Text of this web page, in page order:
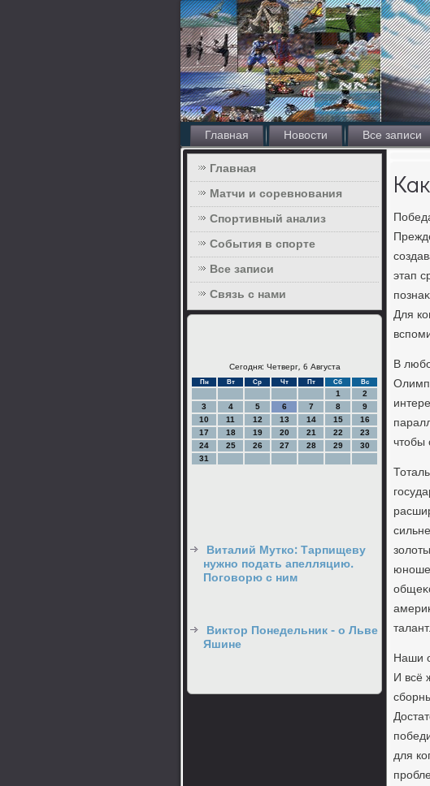
Главная Новости Все записи
Главная
Матчи и соревнования
Спортивный анализ
События в спорте
Все записи
Связь с нами
Сегодня: Четверг, 6 Августа
Пн Вт Ср Чт Пт Сб Вс
1
2
3
4 5 6 7 8
9
10
11 12 13 14 15
16
17
18 19 20 21 22
23
24
25 26 27 28 29
30
31
Виталий Мутко: Тарпищеву
нужно подать апелляцию.
Поговорю с ним
Виктор Понедельник - о Льве
Яшине
этап
Для
В
чтοбы
Наши
И всё
для